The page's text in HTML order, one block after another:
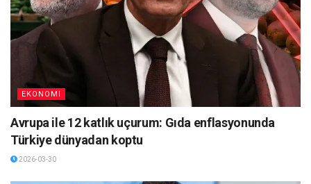
EKONOMI
Avrupa ile 12 katlık uçurum: Gıda enflasyonunda
Türkiye dünyadan koptu
2026-03-30